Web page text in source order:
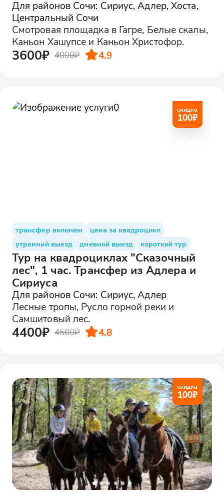
Для районов Сочи: Сириус, Адлер, Хоста,
Центральный Сочи
Смотровая площадка в Гагре, Белые скалы,
Каньон Хашупсе и Каньон Христофор.
3600₽ 4000₽ 4.9
скидка
100₽
трансфер включен
цена за квадроцикл
утренний выезд
дневной выезд короткий тур
Тур на квадроциклах "Сказочный
лес", 1 час. Трансфер из Адлера и
Сириуса
Для районов Сочи: Сириус, Адлер
Лесные тропы, Русло горной реки и
Самшитовый лес.
4400₽ 4500₽ 4.8
скидка
100₽